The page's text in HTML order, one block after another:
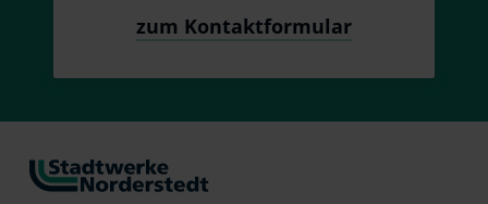
zum Kontaktformular